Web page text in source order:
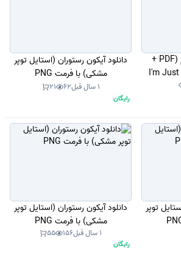
کتاب من فقط میگویم (PDF +
دانلود آیکون رستوران (استایل توپر
مشکی) با فرمت PNG
1 سال قبل 62
21
رایگان
توپر
دانلود آیکون رستوران (استایل توپر
مشکی) با فرمت PNG
1 سال قبل 156
55
رایگان